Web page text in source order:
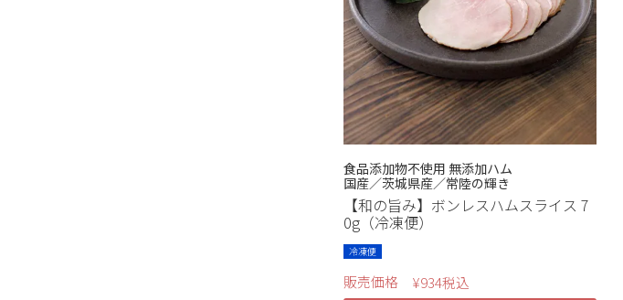
食品添加物不使用 無添加ハム
国産／茨城県産／常陸の輝き
【和の旨み】ボンレスハムスライス 7
0g（冷凍便）
冷凍便
販売価格 ¥934税込